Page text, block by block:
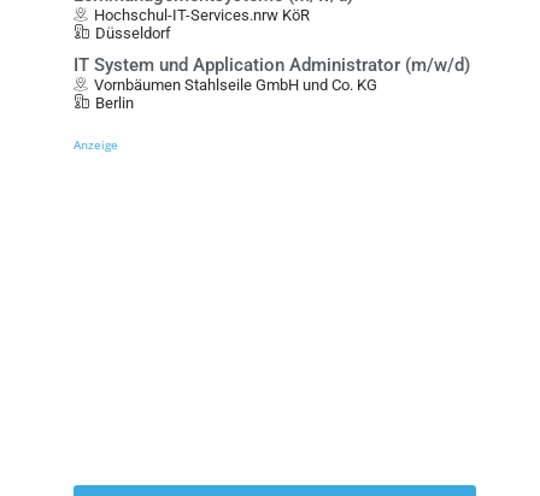
Hochschul-IT-Services.nrw KöR
Düsseldorf
IT System und Application Administrator (m/w/d)
Vornbäumen Stahlseile GmbH und Co. KG
Berlin
Anzeige